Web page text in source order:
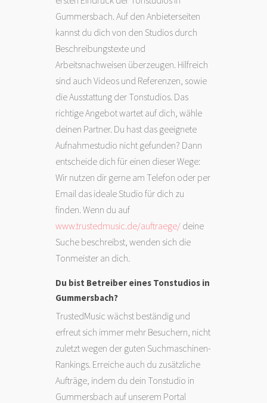
Gummersbach. Auf den Anbieterseiten
kannst du dich von den Studios durch
Beschreibungstexte und
Arbeitsnachweisen überzeugen. Hilfreich
sind auch Videos und Referenzen, sowie
die Ausstattung der Tonstudios. Das
richtige Angebot wartet auf dich, wähle
deinen Partner. Du hast das geeignete
Aufnahmestudio nicht gefunden? Dann
entscheide dich für einen dieser Wege:
Wir nutzen dir gerne am Telefon oder per
Email das ideale Studio für dich zu
finden. Wenn du auf
www.trustedmusic.de/auftraege/ deine
Suche beschreibst, wenden sich die
Tonmeister an dich.
Du bist Betreiber eines Tonstudios in
Gummersbach?
TrustedMusic wächst beständig und
erfreut sich immer mehr Besuchern, nicht
zuletzt wegen der guten Suchmaschinen-
Rankings. Erreiche auch du zusätzliche
Aufträge, indem du dein Tonstudio in
Gummersbach auf unserem Portal